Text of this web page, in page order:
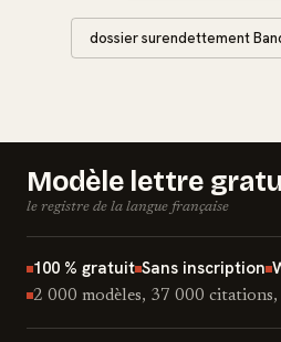
dossier surendettement
Modèle lettre
le registre de la langue française
100 % gratuit Sans inscription
2 000 modèles, 37 000 citations,